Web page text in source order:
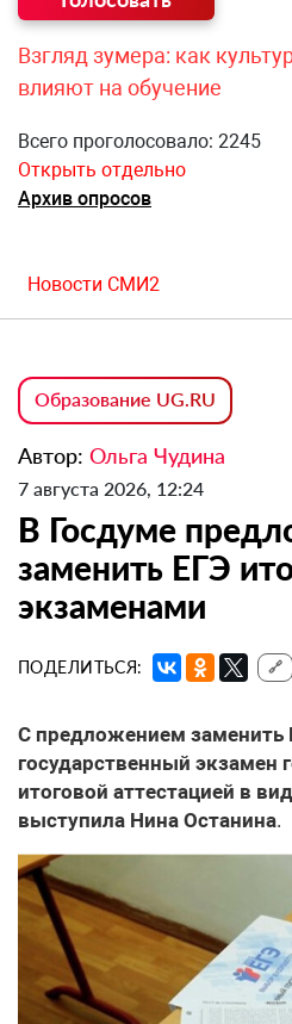
Взгляд зумера: как
влияют на обучение
Всего проголосовало: 2245
Открыть отдельно
Архив опросов
Новости СМИ2
Образование UG.RU
Автор: Ольга Чудина
7 августа 2026, 12:24
В Госдуме
заменить ЕГЭ
экзаменами
ПОДЕЛИТЬСЯ: 🔗
С предложением заменить
государственный экзамен
итоговой аттестацией в
выступила Нина Останина.